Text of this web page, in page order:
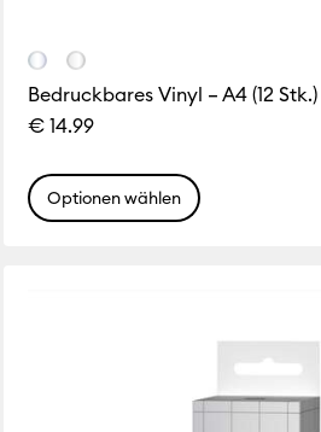
Bedruckbares Vinyl – A4 (12 Stk.)
€ 14.99
Optionen wählen